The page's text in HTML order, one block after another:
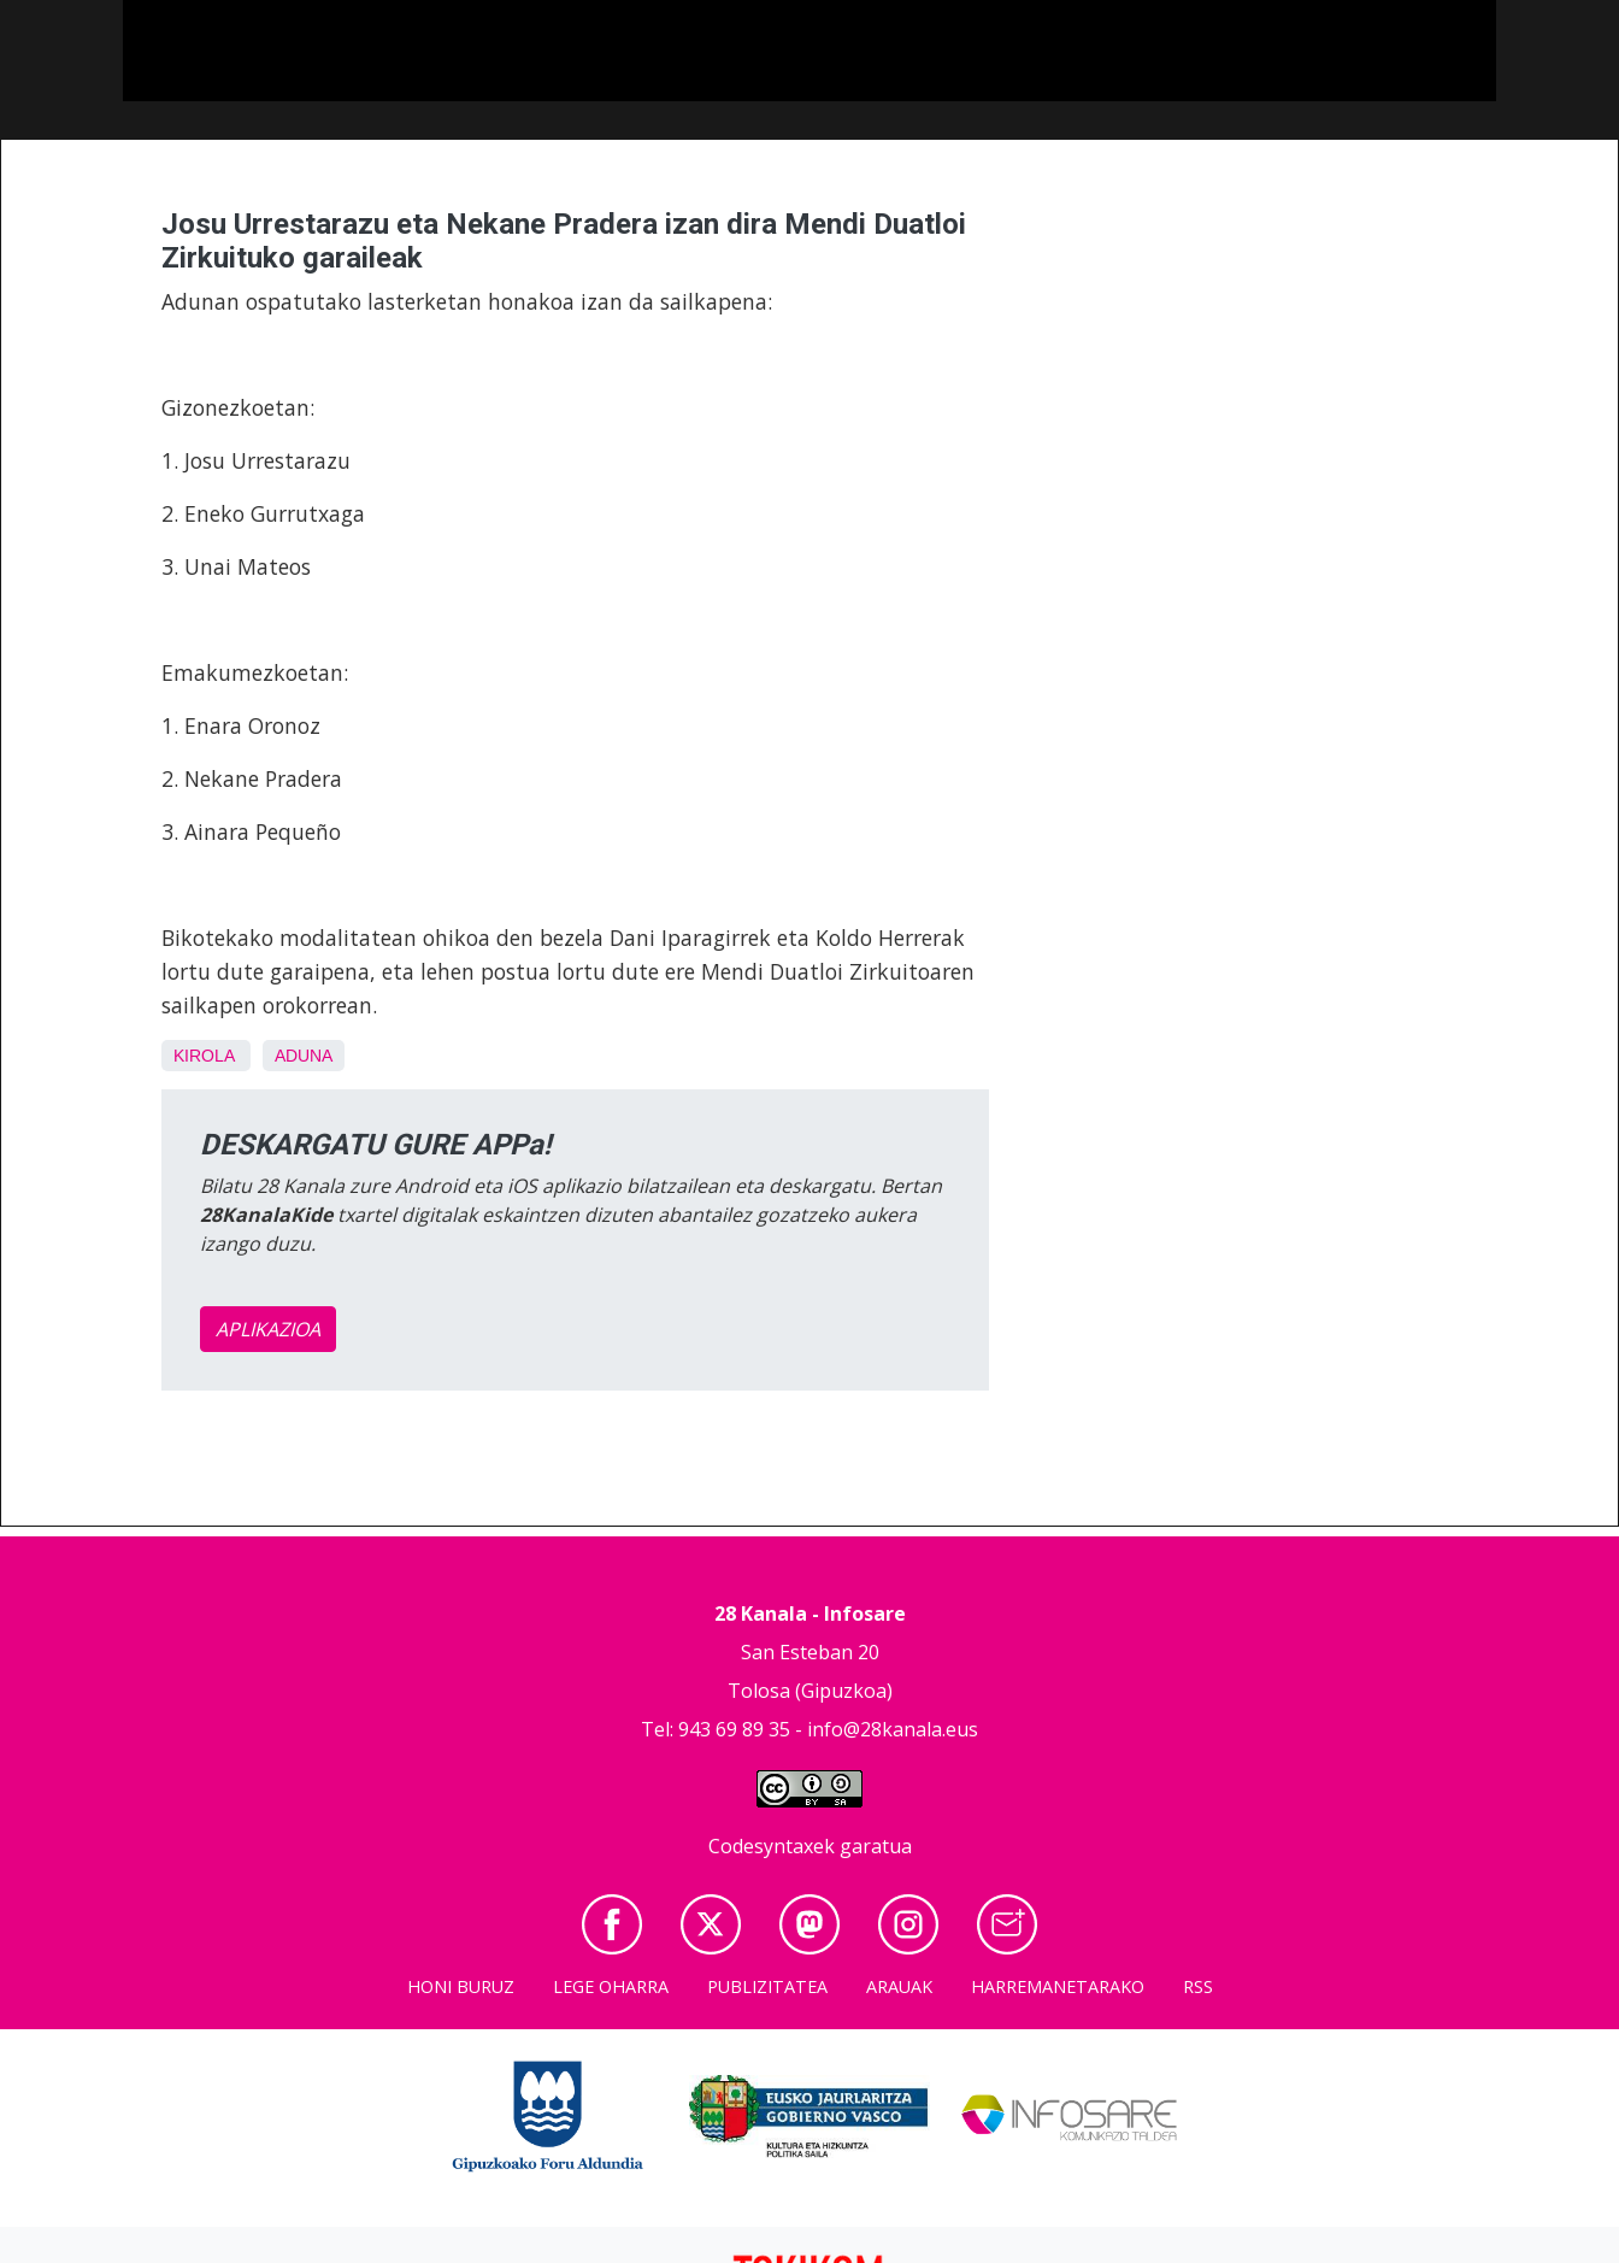
Josu Urrestarazu eta Nekane Pradera izan dira Mendi Duatloi
Zirkuituko garaileak
Adunan ospatutako lasterketan honakoa izan da sailkapena:
Gizonezkoetan:
1. Josu Urrestarazu
2. Eneko Gurrutxaga
3. Unai Mateos
Emakumezkoetan:
1. Enara Oronoz
2. Nekane Pradera
3. Ainara Pequeño
Bikotekako modalitatean ohikoa den bezela Dani Iparagirrek eta Koldo Herrerak
lortu dute garaipena, eta lehen postua lortu dute ere Mendi Duatloi Zirkuitoaren
sailkapen orokorrean.
KIROLA ADUNA
DESKARGATU GURE APPa!
Bilatu 28 Kanala zure Android eta iOS aplikazio bilatzailean eta deskargatu. Bertan
28KanalaKidetxartel digitalak eskaintzen dizuten abantailez gozatzeko aukera
izango duzu.
APLIKAZIOA
28 Kanala - Infosare
San Esteban 20
Tolosa (Gipuzkoa)
Tel: 943 69 89 35 - info@28kanala.eus
Codesyntaxek garatua
HONI BURUZ LEGE OHARRA PUBLIZITATEA ARAUAK HARREMANETARAKO RSS